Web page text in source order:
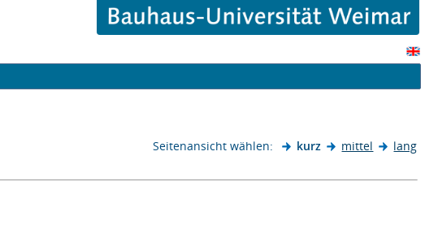
Seitenansicht wählen: kurz mittel
lang